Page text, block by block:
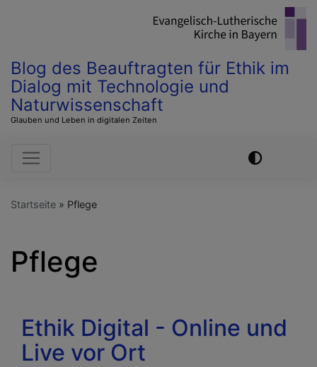
Blog des Beauftragten für Ethik im
Dialog mit Technologie und
Naturwissenschaft
Glauben und Leben in digitalen Zeiten
Hauptnavigation
Startseite Pflege
Pflege
Ethik Digital - Online und
Live vor Ort